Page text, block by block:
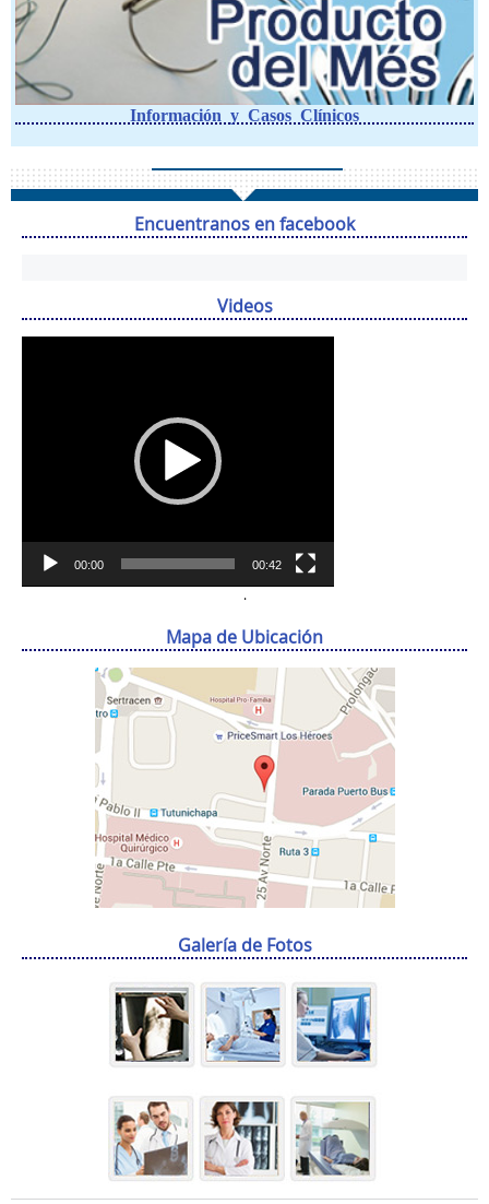
Información y Casos Clínicos
Encuentranos en facebook
Videos
00:00 00:42
.
Mapa de Ubicación
Galería de Fotos